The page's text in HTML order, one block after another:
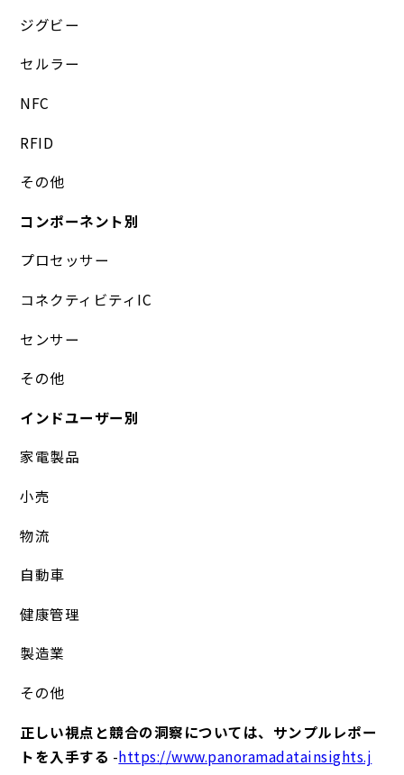
ジグビー
セルラー
NFC
RFID
その他
コンポーネント別
プロセッサー
コネクティビティIC
センサー
その他
インドユーザー別
家電製品
小売
物流
自動車
健康管理
製造業
その他
正しい視点と競合の洞察については、サンプルレポー
トを入手する -https://www.panoramadatainsights.j